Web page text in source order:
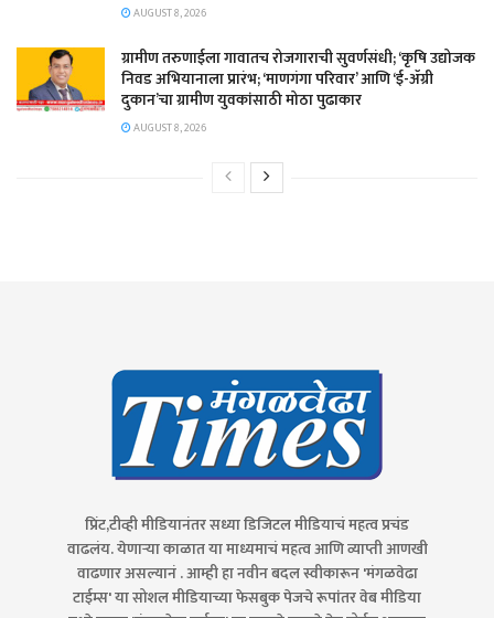
AUGUST 8, 2026
​ग्रामीण तरुणाईला गावातच रोजगाराची सुवर्णसंधी; ‘कृषि उद्योजक
निवड अभियानाला प्रारंभ; ‘माणगंगा परिवार’ आणि ‘ई-ॲग्री
दुकान’चा ग्रामीण युवकांसाठी मोठा पुढाकार
AUGUST 8, 2026
प्रिंट,टीव्ही मीडियानंतर सध्या डिजिटल मीडियाचं महत्व प्रचंड
वाढलंय. येणाऱ्या काळात या माध्यमाचं महत्व आणि व्याप्ती आणखी
वाढणार असल्यानं . आम्ही हा नवीन बदल स्वीकारून 'मंगळवेढा
टाईम्स' या सोशल मीडियाच्या फेसबुक पेजचे रूपांतर वेब मीडिया